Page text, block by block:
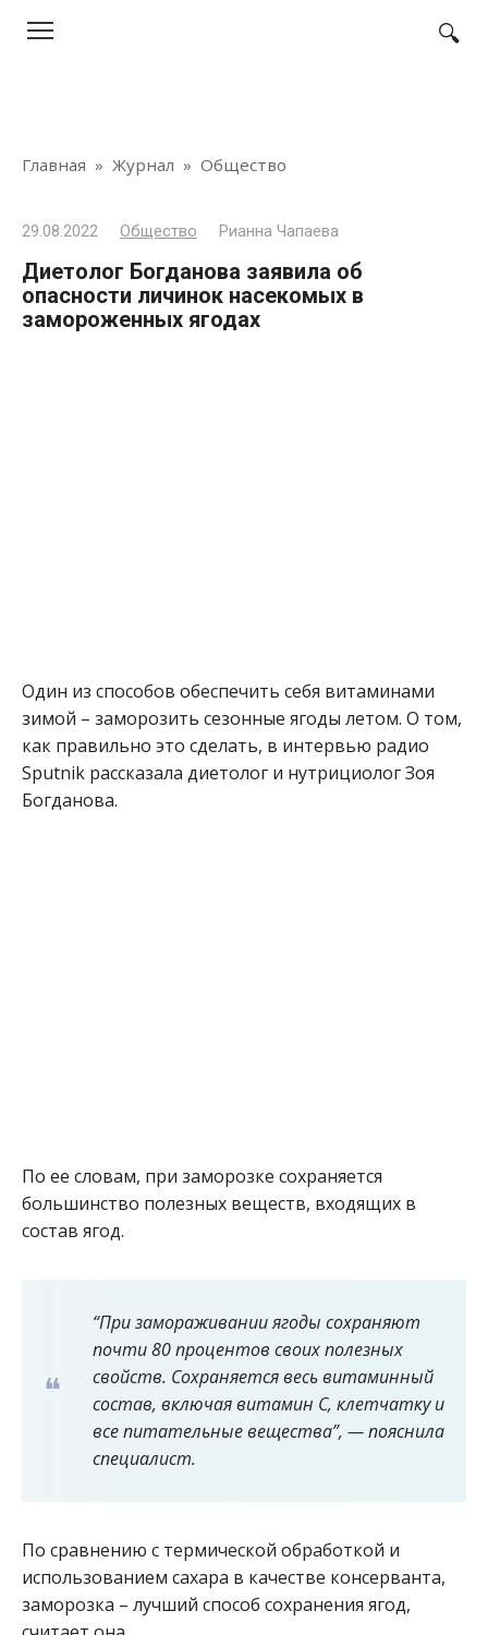
Главная » Журнал » Общество
29.08.2022 Общество Рианна Чапаева
Диетолог Богданова заявила об
опасности личинок насекомых в
замороженных ягодах
Один из способов обеспечить себя витаминами
зимой – заморозить сезонные ягоды летом. О том,
как правильно это сделать, в интервью радио
Sputnik рассказала диетолог и нутрициолог Зоя
Богданова.
По ее словам, при заморозке сохраняется
большинство полезных веществ, входящих в
состав ягод.
“При замораживании ягоды сохраняют
почти 80 процентов своих полезных
свойств. Сохраняется весь витаминный
состав, включая витамин С, клетчатку и
все питательные вещества”, — пояснила
специалист.
По сравнению с термической обработкой и
использованием сахара в качестве консерванта,
заморозка – лучший способ сохранения ягод,